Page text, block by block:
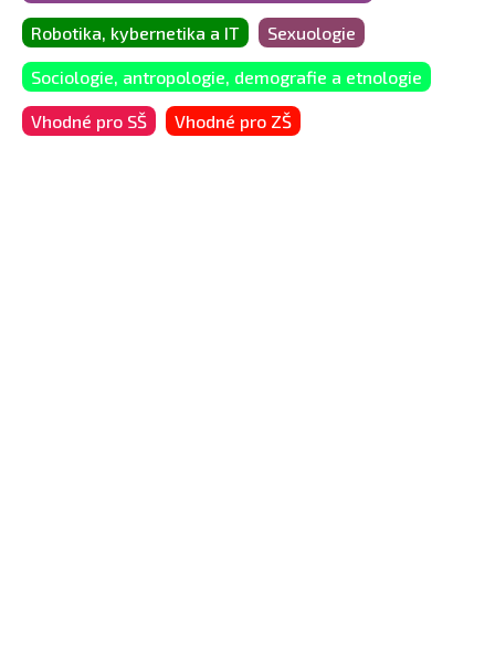
Robotika, kybernetika a IT Sexuologie
Sociologie, antropologie, demografie a etnologie
Vhodné pro SŠ Vhodné pro ZŠ